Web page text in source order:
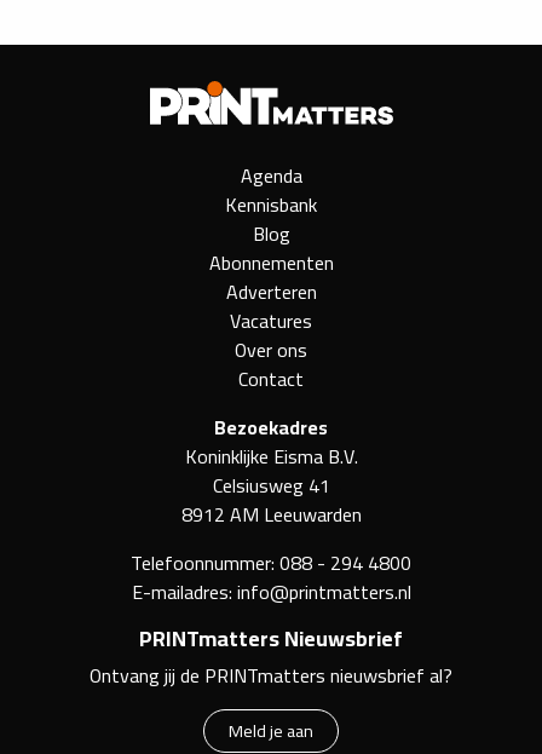
Agenda
Kennisbank
Blog
Abonnementen
Adverteren
Vacatures
Over ons
Contact
Bezoekadres
Koninklijke Eisma B.V.
Celsiusweg 41
8912 AM Leeuwarden
Telefoonnummer:088 - 294 4800
E-mailadres:info@printmatters.nl
PRINTmatters Nieuwsbrief
Ontvang jij de PRINTmatters nieuwsbrief al?
Meld je aan